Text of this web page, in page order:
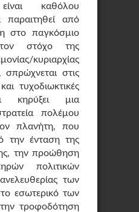
καθόλου
παραιτηθεί από
στο παγκόσμιο
στόχο της
κυριαρχίας
σπρώχνεται στις
τυχοδιωκτικές
κηρύξει μια
πολέμου
πλανήτη, που
την ένταση της
την προώθηση
πολιτικών
των
εσωτερικό των
τροφοδότηση